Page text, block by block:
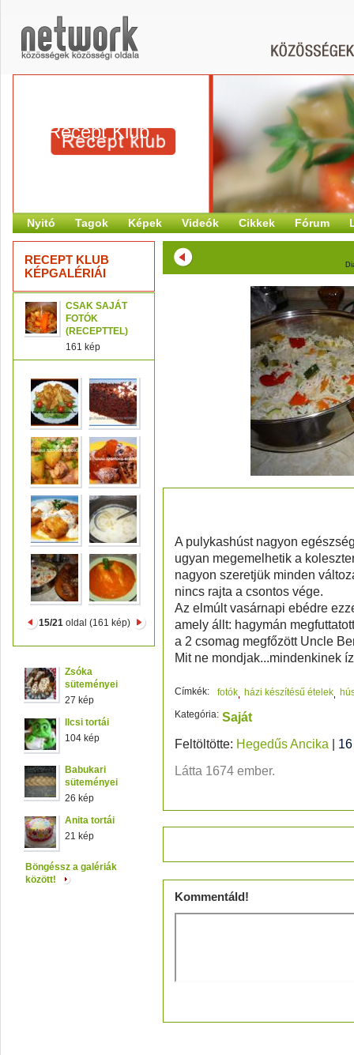
Recept Klub
Nyitó Tagok Képek Videók Cikkek Fórum
RECEPT KLUB
KÉPGALÉRIÁI
CSAK SAJÁT
FOTÓK
(RECEPTTEL)
161 kép
15/21 oldal (161 kép)
Zsóka
süteményei
27 kép
Ilcsi tortái
104 kép
Babukari
süteményei
26 kép
Anita tortái
21 kép
Böngéssz a galériák
között!
A pulykashúst nagyon
ugyan megemelhetik a
nagyon szeretjük minden
nincs rajta a csontos vége.
Az elmúlt vasárnapi ebédre
amely állt: hagymán
a 2 csomag megfőzött Uncle
Mit ne mondjak...mindenkinek
Címkék: fotók házi készítésű ételek
Kategória: Saját
Feltöltötte: Hegedűs Ancika
Látta 1674 ember.
Kommentáld!